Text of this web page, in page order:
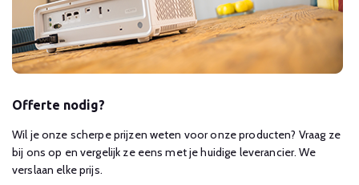
Offerte nodig?
Wil je onze scherpe prijzen weten voor onze producten? Vraag ze
bij ons op en vergelijk ze eens met je huidige leverancier. We
verslaan elke prijs.